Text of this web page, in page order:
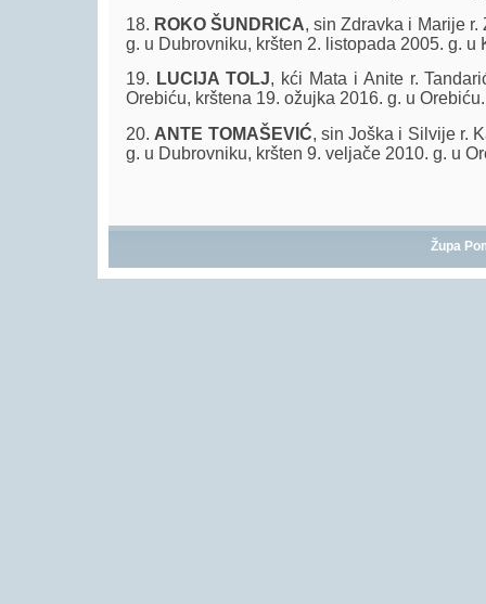
18. ROKO ŠUNDRICA, sin Zdravka i Marije
g. u Dubrovniku, kršten 2. listopada 2005. g. u
19. LUCIJA TOLJ, kći Mata i Anite r.
Orebiću, krštena 19. ožujka 2016. g. u Orebiću.
20. ANTE TOMAŠEVIĆ, sin Joška i Silvije r.
g. u Dubrovniku, kršten 9. veljače 2010. g. u
Župa